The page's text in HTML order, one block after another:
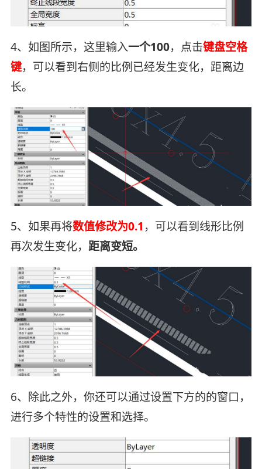
4、如图所示，这里输入一个100，点击键盘空格
键，可以看到右侧的比例已经发生变化，距离边
长。
5、如果再将数值修改为0.1 ，可以看到线形比例
再次发生变化， 距离变短。
6、除此之外，你还可以通过设置下方的的窗口，
进行多个特性的设置和选择。